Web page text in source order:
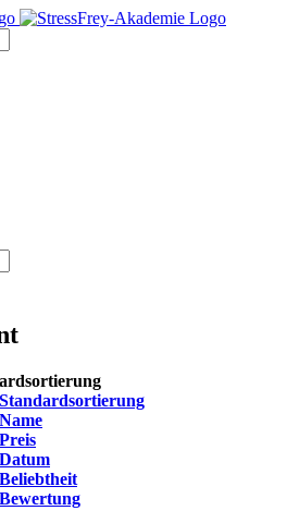
Standardsortierung
Name
Preis
Datum
Beliebtheit
Bewertung